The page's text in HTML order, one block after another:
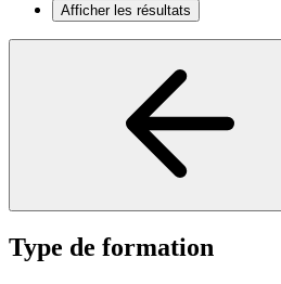
Afficher les résultats
Type de formation